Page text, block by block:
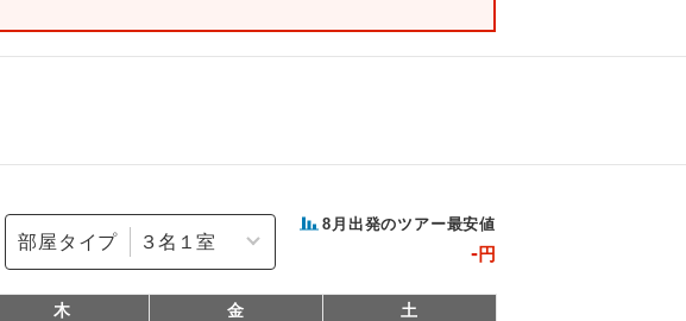
部屋タイプ
8 月出発のツアー最安値
-円
木 金 土